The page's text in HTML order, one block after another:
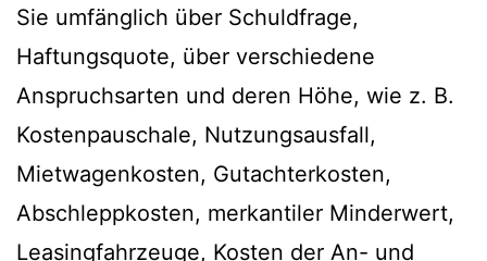
Sie umfänglich über Schuldfrage,
Haftungsquote, über verschiedene
Anspruchsarten und deren Höhe, wie z. B.
Kostenpauschale, Nutzungsausfall,
Mietwagenkosten, Gutachterkosten,
Abschleppkosten, merkantiler Minderwert,
Leasingfahrzeuge, Kosten der An- und